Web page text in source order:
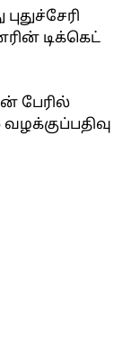
டிக்கெட்
பேரில்